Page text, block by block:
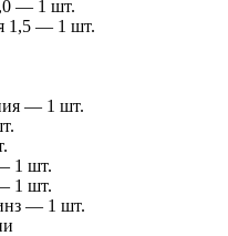
— 1 шт.
1,5 — 1 шт.
— 1 шт.
1 шт.
1 шт.
— 1 шт.